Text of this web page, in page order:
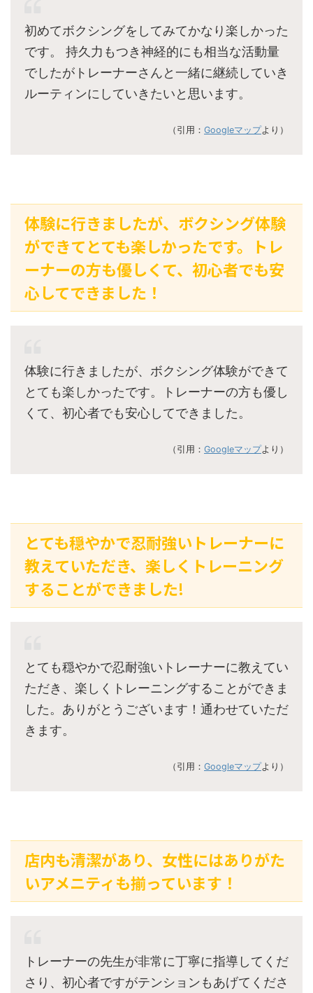
初めてボクシングをしてみてかなり楽しかった
です。 持久力もつき神経的にも相当な活動量
でしたがトレーナーさんと一緒に継続していき
ルーティンにしていきたいと思います。
（引用： Googleマップより）
体験に行きましたが、ボクシング体験
ができてとても楽しかったです。トレ
ーナーの方も優しくて、初心者でも安
心してできました！
体験に行きましたが、ボクシング体験ができて
とても楽しかったです。トレーナーの方も優し
くて、初心者でも安心してできました。
（引用： Googleマップより）
とても穏やかで忍耐強いトレーナーに
教えていただき、楽しくトレーニング
することができました!
とても穏やかで忍耐強いトレーナーに教えてい
ただき、楽しくトレーニングすることができま
した。ありがとうございます！通わせていただ
きます。
（引用： Googleマップより）
店内も清潔があり、女性にはありがた
いアメニティも揃っています！
トレーナーの先生が非常に丁寧に指導してくだ
さり、初心者ですがテンションもあげてくださ